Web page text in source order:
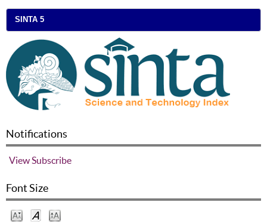
SINTA 5
Notifications
ViewSubscribe
Font Size